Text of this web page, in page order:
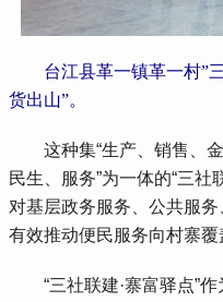
台江县革一镇革一村”
货出山”。
这种集“生产、销售、金
民生、服务”为一体的“三社
对基层政务服务、公共服务
有效推动便民服务向村寨覆
“三社联建·寨富驿点”作